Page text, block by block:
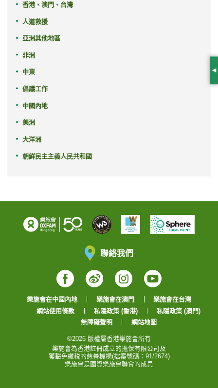
香港、澳門、台灣
人道救援
亞洲其他地區
非洲
中東
倡議工作
中國內地
美洲
大洋洲
朝鮮民主主義人民共和國
聯絡我們
Facebook
WeiboInstagram
YouTube
樂施會在中國內地 樂施會在澳門
樂施會在台灣
網站使用條款
私隱政策 (香港)
私隱政策 (澳門)
無障礙聲明
網站地圖
©2026 版權屬香港樂施會所有
樂施會為香港註冊成立的擔保有限公司及
獲豁免繳税的慈善機構(檔案號碼：91/2674)
樂施會是國際樂施會聯會的成員